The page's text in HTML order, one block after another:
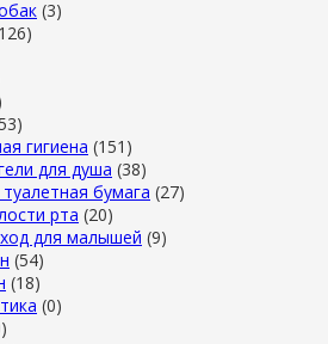
(3)
гигиена (151)
для душа (38)
бумага (27)
рта (20)
для малышей (9)
(54)
(18)
(0)